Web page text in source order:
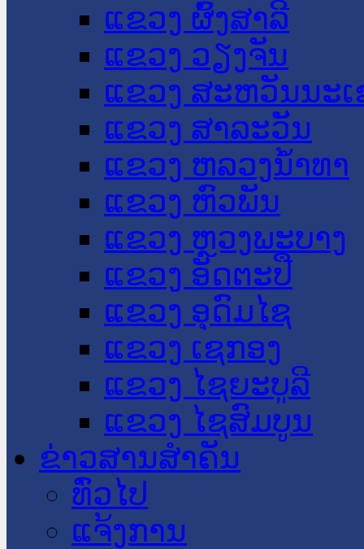
ແຂວງ ຜົ້ງສາລີ
ແຂວງ ວຽງຈັນ
ແຂວງ ສະຫວັນນະ
ແຂວງ ສາລະວັນ
ແຂວງ ຫລວງນໍ້າທາ
ແຂວງ ຫົວພັນ
ແຂວງ ຫຼວງພະບາງ
ແຂວງ ອັດຕະປື
ແຂວງ ອຸດົມໄຊ
ແຂວງ ເຊກອງ
ແຂວງ ໄຊຍະບູລີ
ແຂວງ ໄຊສົມບູນ
ຂ່າວສານສໍາຄັນ
​ທົ່ວ​ໄປ
ແຈ້ງການ